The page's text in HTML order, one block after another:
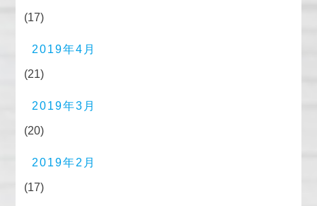
(17)
2019年4月
(21)
2019年3月
(20)
2019年2月
(17)